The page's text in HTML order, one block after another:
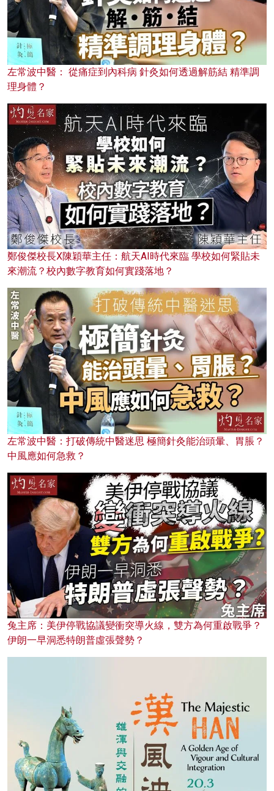
左常波中醫： 從痛症到內科病 針灸如何透過解筋結 精準調
理身體？
鄭俊傑校長X陳穎華主任：航天AI時代來臨 學校如何緊貼未
來潮流？校內數字教育如何實踐落地？
左常波中醫：打破傳統中醫迷思 極簡針灸能治頭暈、胃脹？
中風應如何急救？
兔主席：美伊停戰協議變衝突導火線，雙方為何重啟戰爭？
伊朗一早洞悉特朗普虛張聲勢？